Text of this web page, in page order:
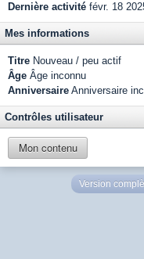
Dernière activité févr. 18
Mes informations
Titre Nouveau / peu actif
Âge Âge inconnu
Anniversaire Anniversaire
Contrôles utilisateur
Mon contenu
Version